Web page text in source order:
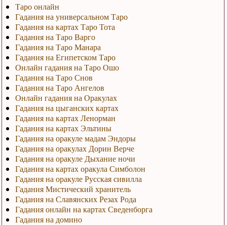
Таро онлайн
Гадания на универсальном Таро
Гадания на картах Таро Тота
Гадания на Таро Варго
Гадания на Таро Манара
Гадания на Египетском Таро
Онлайн гадания на Таро Ошо
Гадания на Таро Снов
Гадания на Таро Ангелов
Онлайн гадания на Оракулах
Гадания на цыганских картах
Гадания на картах Ленорман
Гадания на картах Эльтины
Гадания на оракуле мадам Эндоры
Гадания на оракулах Дорин Верче
Гадания на оракуле Дыхание ночи
Гадания на картах оракула Симболон
Гадания на оракуле Русская сивилла
Гадания Мистический хранитель
Гадания на Славянских Резах Рода
Гадания онлайн на картах Сведенборга
Гадания на домино